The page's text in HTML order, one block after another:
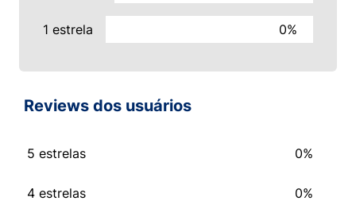
1 estrela 0%
Reviews dos usuários
5 estrelas 0%
4 estrelas 0%